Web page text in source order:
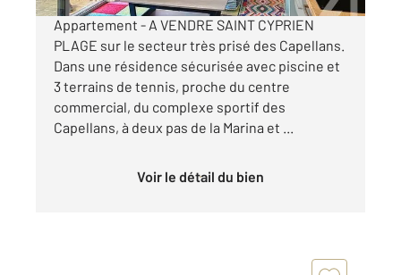
Appartement - A VENDRE SAINT CYPRIEN
PLAGE sur le secteur très prisé des Capellans.
Dans une résidence sécurisée avec piscine et
3 terrains de tennis, proche du centre
commercial, du complexe sportif des
Capellans, à deux pas de la Marina et ...
Voir le détail du bien